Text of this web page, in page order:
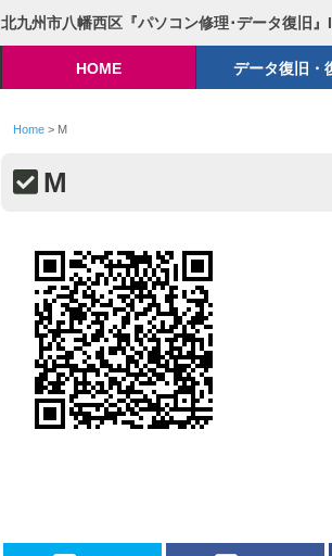
北九州市八幡西区『パソコン修理･データ復旧』
HOME データ復旧・
Home> M
M